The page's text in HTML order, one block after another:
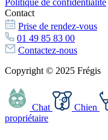
Politique de confidentialité
Contact
Prise de rendez-vous
01 49 85 83 00
Contactez-nous
Copyright © 2025 Frégis
Chat Chien
propriétaire